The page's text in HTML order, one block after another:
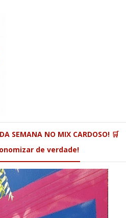
SEMANA NO MIX CARDOSO! 🛒
de verdade!